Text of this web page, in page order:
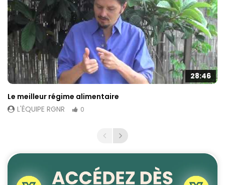
28:46
Le meilleur régime alimentaire
L'ÉQUIPE RGNR
0